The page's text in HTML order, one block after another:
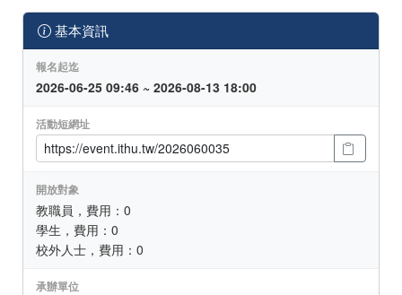
基本資訊
報名起迄
2026-06-25 09:46 ~ 2026-08-13 18:00
活動短網址
開放對象
教職員，費用：0
學生，費用：0
校外人士，費用：0
承辦單位